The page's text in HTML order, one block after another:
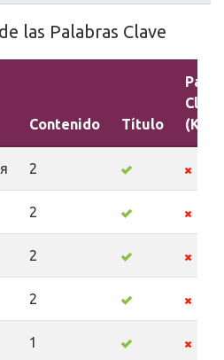
las Palabras Clave
Contenido Título
2
2
2
2
1